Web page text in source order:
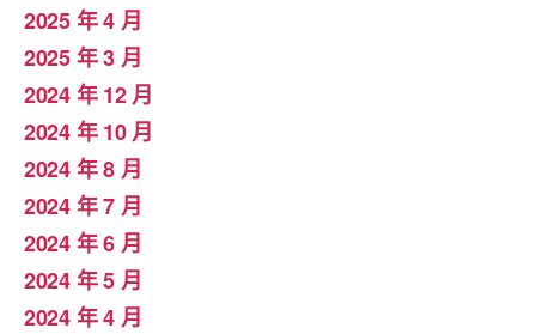
2025 年 4 月
2025 年 3 月
2024 年 12 月
2024 年 10 月
2024 年 8 月
2024 年 7 月
2024 年 6 月
2024 年 5 月
2024 年 4 月